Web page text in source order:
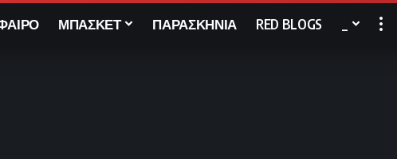
ΜΠΑΣΚΕΤ ΠΑΡΑΣΚΗΝΙΑ RED BLOGS